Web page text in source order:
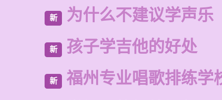
新 为什么不建议学声乐
新 孩子学吉他的好处
新 福州专业唱歌排练学